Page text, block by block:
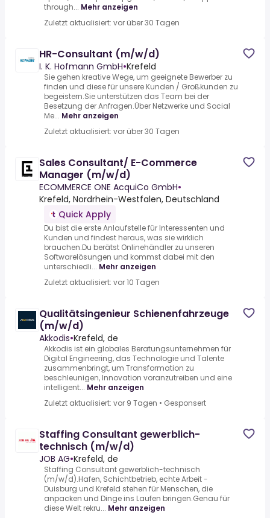
through... Mehr anzeigen
Zuletzt aktualisiert: vor über 30 Tagen
HR-Consultant (m/w/d)
I. K. Hofmann GmbH•Krefeld
Sie gehen kreative Wege, um geeignete Bewerber zu
finden und diese für unsere Kunden / Großkunden zu
begeistern.Sie unterstützen das Team bei der
Besetzung der Anfragen.Über Netzwerke und Social
Me... Mehr anzeigen
Zuletzt aktualisiert: vor über 30 Tagen
Sales Consultant/ E-Commerce
Manager (m/w/d)
ECOMMERCE ONE AcquiCo GmbH•
Krefeld, Nordrhein-Westfalen, Deutschland
Quick Apply
Du bist die erste Anlaufstelle für Interessenten und
Kunden und findest heraus, was sie wirklich
brauchen.Du berätst Onlinehändler zu unseren
Softwarelösungen und kommst dabei mit den
unterschiedli... Mehr anzeigen
Zuletzt aktualisiert: vor 10 Tagen
Qualitätsingenieur Schienenfahrzeuge
(m/w/d)
Akkodis•Krefeld, de
Akkodis ist ein globales Beratungsunternehmen für
Digital Engineering, das Technologie und Talente
zusammenbringt, um Transformation zu
beschleunigen, Innovation voranzutreiben und eine
intelligent... Mehr anzeigen
Zuletzt aktualisiert: vor 9 Tagen • Gesponsert
Staffing Consultant gewerblich-
technisch (m/w/d)
JOB AG•Krefeld, de
Staffing Consultant gewerblich-technisch
(m/w/d).Hafen, Schichtbetrieb, echte Arbeit -
Duisburg und Krefeld stehen für Menschen, die
anpacken und Dinge ins Laufen bringen.Genau für
diese Welt rekru... Mehr anzeigen